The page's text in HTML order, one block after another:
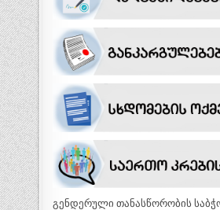
გენდერული თანასწორობის